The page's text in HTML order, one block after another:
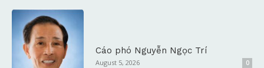
Cáo phó Nguyễn Ngọc Trí
August 5, 2026 0